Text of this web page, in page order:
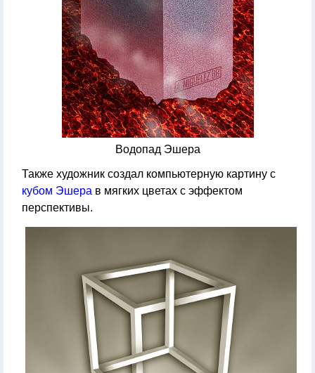
Водопад Эшера
Также художник создал компьютерную картину с
кубом Эшера в мягких цветах с эффектом
перспективы.